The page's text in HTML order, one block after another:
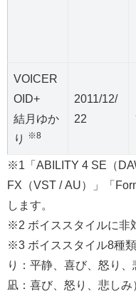
VOICER
OID+
結月ゆか
り
※8
2011/12/
22
※1「ABILITY 4 SE（
FX（VST / AU）」「
します。
※2 ボイススタイルに非
※3 ボイススタイル8種
り：平静、喜び、怒り
凪：喜び、怒り、悲しみ